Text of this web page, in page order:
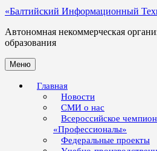
«Балтийский Информационный
Автономная некоммерческая
образования
Меню
Главная
Новости
СМИ о нас
Всероссийское
«Профессионалы»
Федеральные проекты